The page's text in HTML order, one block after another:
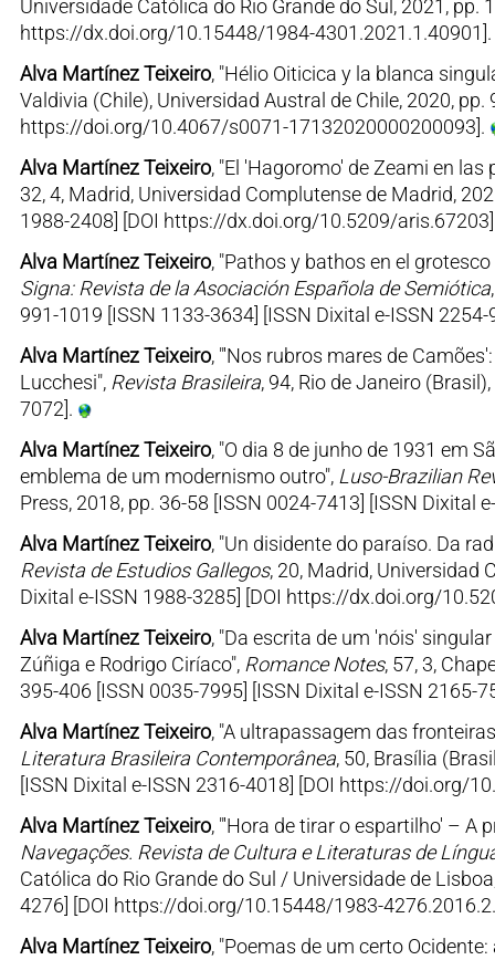
Universidade Católica do Rio Grande do Sul, 2021, pp.
https://dx.doi.org/10.15448/1984-4301.2021.1.40901].
Alva Martínez Teixeiro, "Hélio Oiticica y la blanca
Valdivia (Chile), Universidad Austral de Chile, 2020,
https://doi.org/10.4067/s0071-17132020000200093].
Alva Martínez Teixeiro, "El 'Hagoromo' de Zeami en
32, 4, Madrid, Universidad Complutense de Madrid,
1988-2408] [DOI https://dx.doi.org/10.5209/
Alva Martínez Teixeiro, "Pathos y bathos en el
Signa: Revista de la Asociación Española de Semiótica
991-1019 [ISSN 1133-3634] [ISSN Dixital e-ISSN
Alva Martínez Teixeiro, "'Nos rubros mares de
Lucchesi", Revista Brasileira, 94, Rio de Janeiro
7072].
Alva Martínez Teixeiro, "O dia 8 de junho de 1931 em
emblema de um modernismo outro", Luso-Brazilian
Press, 2018, pp. 36-58 [ISSN 0024-7413] [ISSN
Alva Martínez Teixeiro, "Un disidente do paraíso. Da
Revista de Estudios Gallegos, 20, Madrid, Universidad
Dixital e-ISSN 1988-3285] [DOI https://dx.doi.org/
Alva Martínez Teixeiro, "Da escrita de um 'nóis'
Zúñiga e Rodrigo Ciríaco", Romance Notes, 57, 3,
395-406 [ISSN 0035-7995] [ISSN Dixital e-ISSN
Alva Martínez Teixeiro, "A ultrapassagem das
Literatura Brasileira Contemporânea, 50, Brasília
[ISSN Dixital e-ISSN 2316-4018] [DOI https://doi.org/
Alva Martínez Teixeiro, "'Hora de tirar o espartilho' – A
Navegações. Revista de Cultura e Literaturas de
Católica do Rio Grande do Sul / Universidade de
4276] [DOI https://doi.org/10.15448/1983-
Alva Martínez Teixeiro, "Poemas de um certo